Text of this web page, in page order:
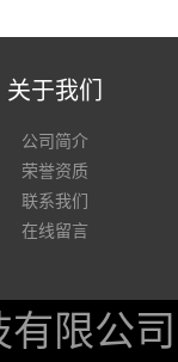
关于我们
公司简介
荣誉资质
联系我们
在线留言
限公司